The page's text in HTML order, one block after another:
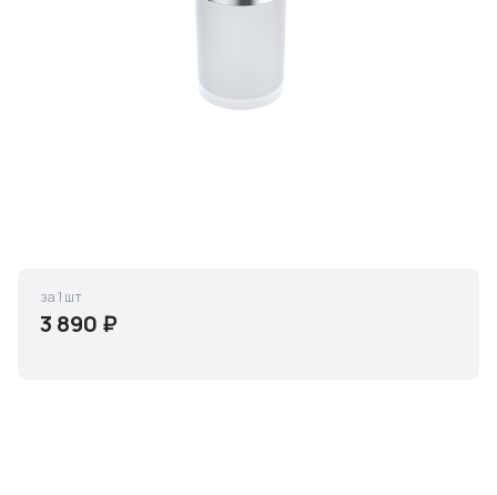
3 890 ₽
за 1 шт